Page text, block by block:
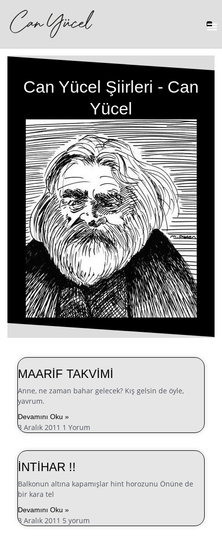
Can Yücel Şiirleri - Can
Yücel
MAARİF TAKVİMİ
Anne, ne zaman bahar gelecek? Kış gelsin de öyle,
yavrum.
Devamını Oku »
3 Aralık 2011 1 Yorum
İNTİHAR !!
Balkonun altına kapamışlar hint horozunu Önüne de
bir kara tel
Devamını Oku »
3 Aralık 2011 5 yorum